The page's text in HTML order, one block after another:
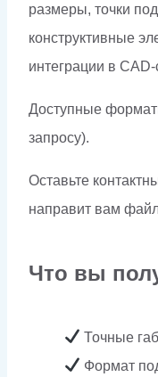
размеры, точки
конструктивные
интеграции в
Доступные
запросу).
Оставьте
направит вам
Что вы
Точные
Формат